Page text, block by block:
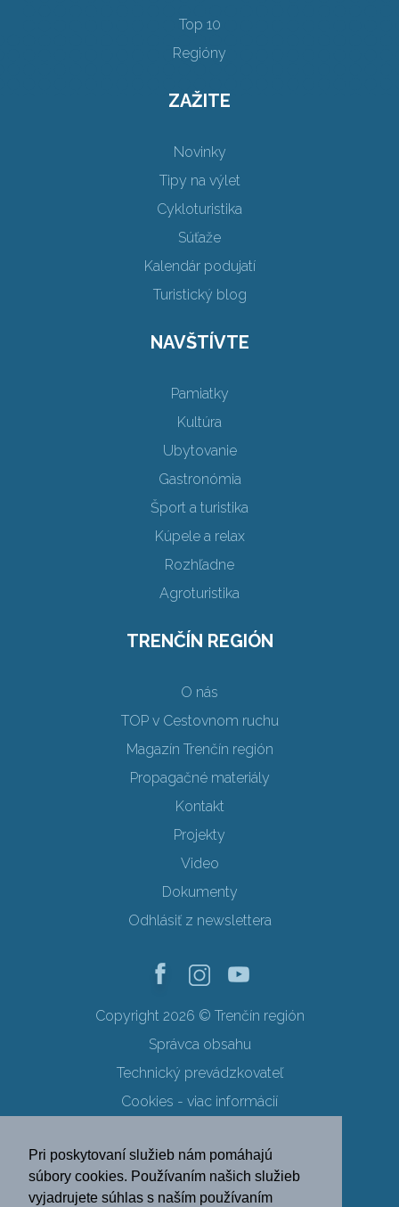
Pri poskytovaní služieb nám pomáhajú
súbory cookies. Používaním našich služieb
vyjadrujete súhlas s naším používaním
Top 10
Regióny
ZAŽITE
Novinky
Tipy na výlet
Cykloturistika
Súťaže
Kalendár podujatí
Turistický blog
NAVŠTÍVTE
Pamiatky
Kultúra
Ubytovanie
Gastronómia
Šport a turistika
Kúpele a relax
Rozhľadne
Agroturistika
TRENČÍN REGIÓN
O nás
TOP v Cestovnom ruchu
Magazín Trenčín región
Propagačné materiály
Kontakt
Projekty
Video
Dokumenty
Odhlásiť z newslettera
Copyright 2026 © Trenčín región
Správca obsahu
Technický prevádzkovateľ
Cookies - viac informácií
Ochrana osobných údajov
SK EN DE PL